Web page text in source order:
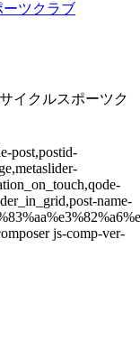
ツクラブ
イクルスポーツク
post,postid-
name-
js-comp-ver-